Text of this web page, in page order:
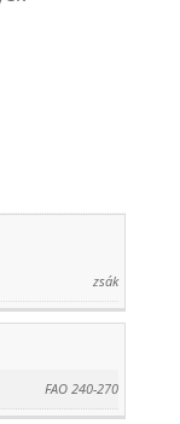
zsák
FAO 240-270